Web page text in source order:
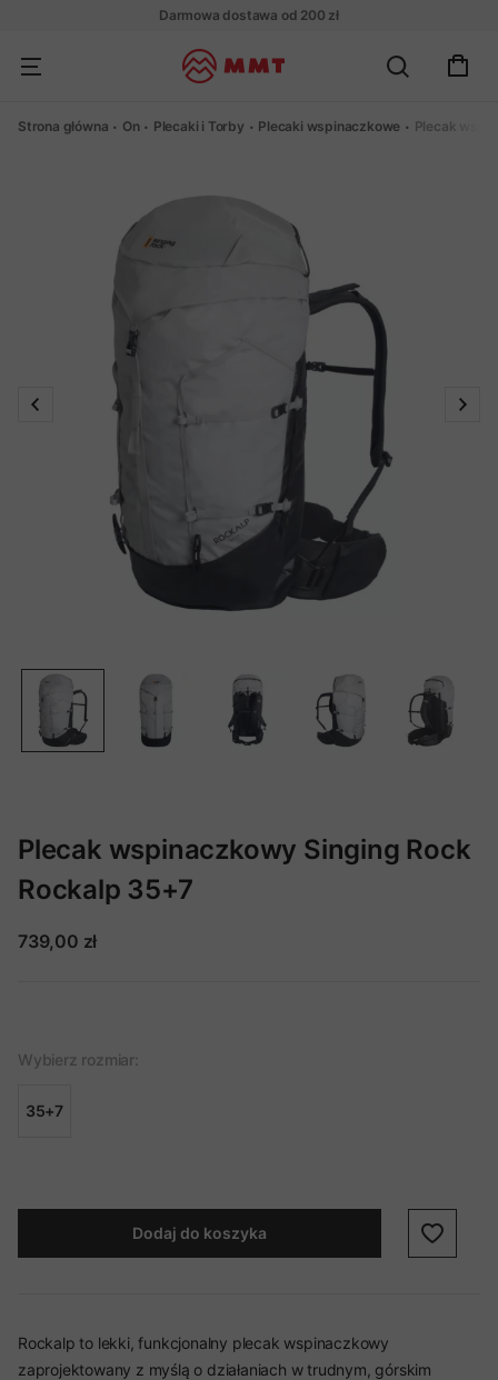
Darmowa dostawa od 200 zł
Strona główna On Plecaki i Torby Plecaki wspinaczkowe Plecak
Plecak wspinaczkowy Singing Rock
Rockalp 35+7
739,00 zł
Wybierz rozmiar:
35+7
Dodaj do koszyka
Rockalp to lekki, funkcjonalny plecak wspinaczkowy
zaprojektowany z myślą o działaniach w trudnym, górskim